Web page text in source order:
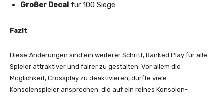
Großer Decal für 100 Siege
Fazit
Diese Änderungen sind ein weiterer Schritt, Ranked Play für alle
Spieler attraktiver und fairer zu gestalten. Vor allem die
Möglichkeit, Crossplay zu deaktivieren, dürfte viele
Konsolenspieler ansprechen, die auf ein reines Konsolen-